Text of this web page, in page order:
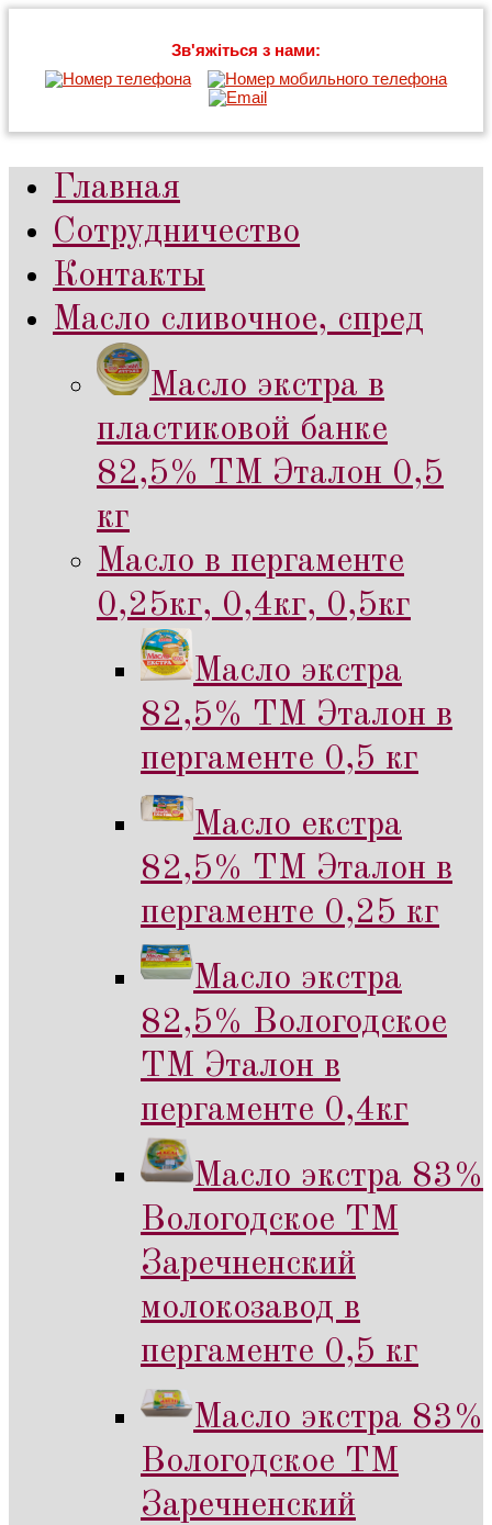
Зв'яжіться з нами:
Главная
Сотрудничество
Контакты
Масло сливочное, спред
Масло экстра в
пластиковой банке
82,5% ТМ Эталон 0,5
кг
Масло в пергаменте
0,25кг, 0,4кг, 0,5кг
Масло экстра
82,5% ТМ Эталон в
пергаменте 0,5 кг
Масло екстра
82,5% ТМ Эталон в
пергаменте 0,25 кг
Масло экстра
82,5% Вологодское
ТМ Эталон в
пергаменте 0,4кг
Масло экстра 83%
Вологодское ТМ
Заречненский
молокозавод в
пергаменте 0,5 кг
Масло экстра 83%
Вологодское ТМ
Заречненский